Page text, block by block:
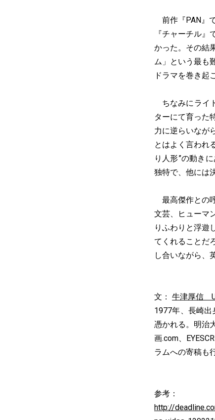
前作『PAN』
『チャーチル
かった。その結
ム」という最も
ドラマを巻き起
ちなみにライ
ターにて育った
力に逆らいなが
とはよく言われ
り人形”の動き
独特で、他には
最高傑作との
文芸、ヒューマ
りふわりと浮遊
てくれることだ
し合いながら、
文： 牛津厚信
1977年、長崎
憑かれる。明治
画.com、
ラムへの寄稿も
参考：
http://